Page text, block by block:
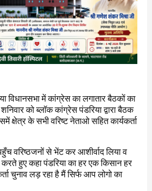
विधानसभा में कांग्रेस का लगातार बैठकों का
को ब्लॉक कांग्रेस पंडरिया द्वारा बैठक
क्षेत्र के सभी वरिष्ट नेताओ सहित कार्यकर्ता
वरिष्ठजनों से भेंट कर आशीर्वाद लिया व
करते हुए कहा पंडरिया का हर एक किसान हर
चुनाव लड़ रहा है मैं सिर्फ आप लोगो का